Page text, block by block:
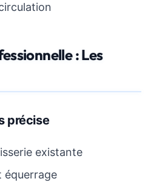
: Les
précise
existante
équerrage